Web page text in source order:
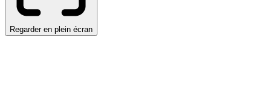
Regarder en plein écran